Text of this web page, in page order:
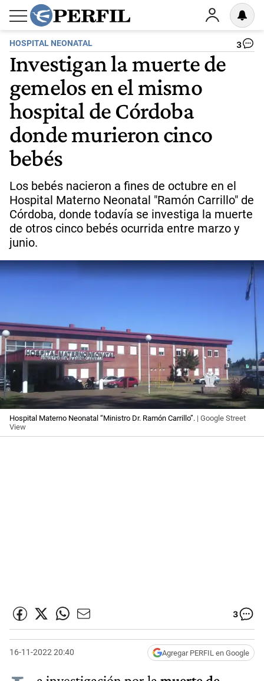
HOSPITAL NEONATAL 3
Investigan la muerte de
gemelos en el mismo
hospital de Córdoba
donde murieron cinco
bebés
Los bebés nacieron a fines de octubre en el
Hospital Materno Neonatal "Ramón Carrillo" de
Córdoba, donde todavía se investiga la muerte
de otros cinco bebés ocurrida entre marzo y
junio.
Hospital Materno Neonatal “Ministro Dr. Ramón Carrillo”. | Google Street
View
3
16-11-2022 20:40 Agregar PERFIL en Google